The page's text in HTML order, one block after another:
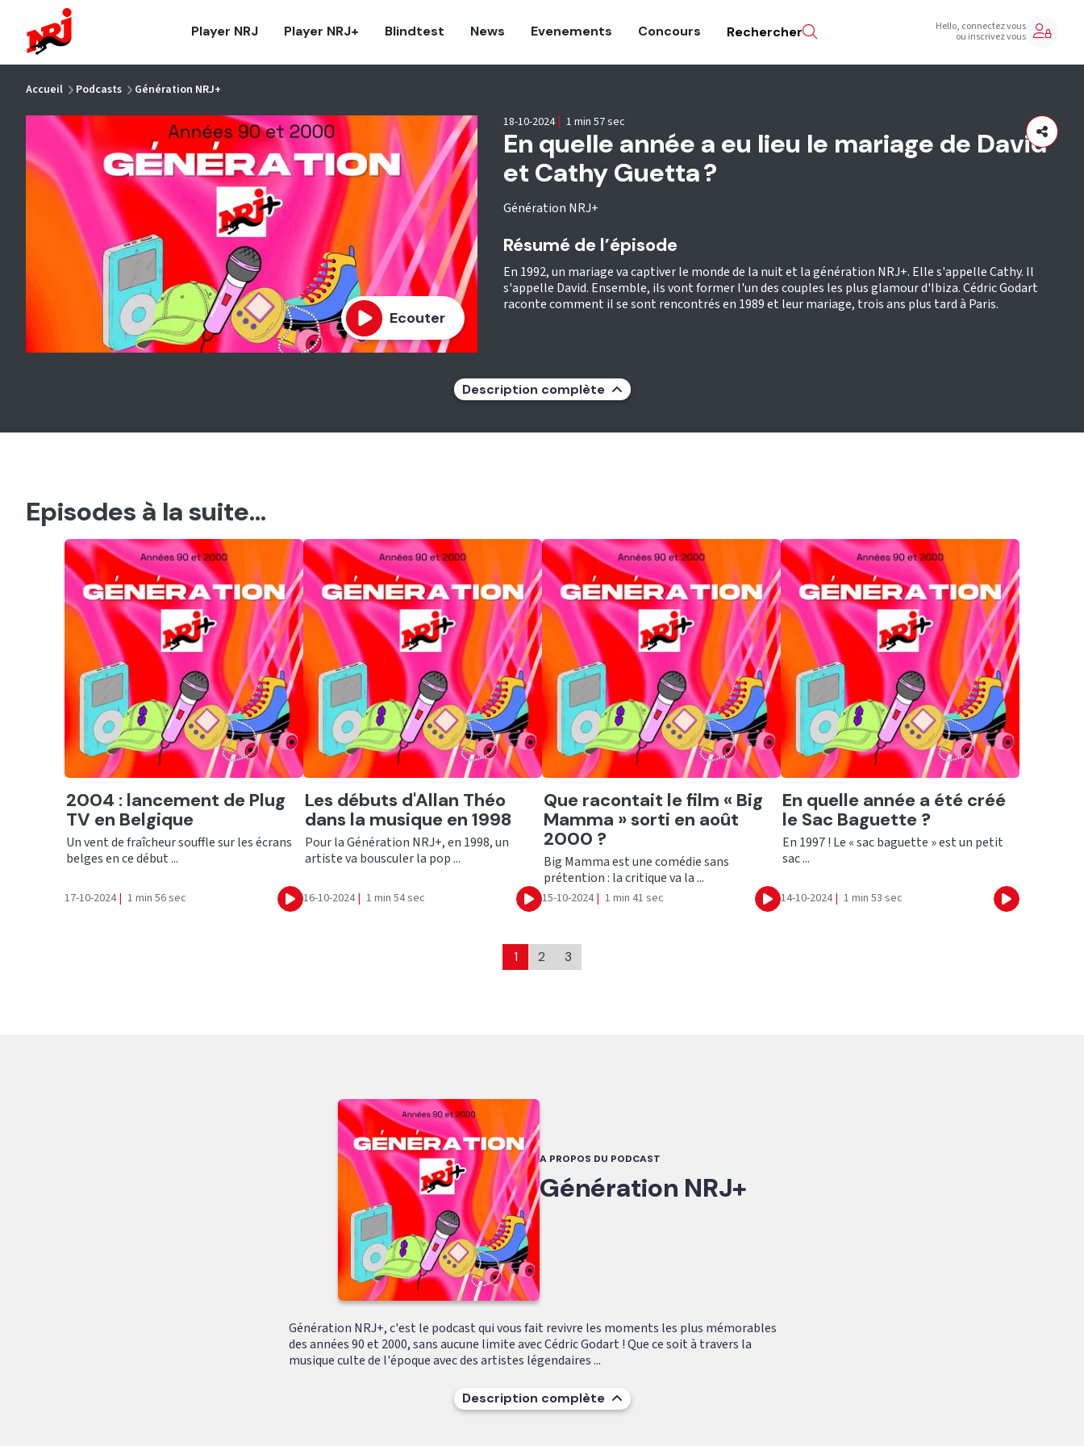
Player NRJ Player NRJ+ Blindtest News Evenements Concours Rechercher Hello, connectez vous
ou inscrivez vous
Accueil Podcasts Génération NRJ+
Ecouter
En quelle année a eu lieu le mariage de David
et Cathy Guetta ?
Génération NRJ+
18-10-2024 | 1 min 57 sec
Résumé de l’épisode
En 1992, un mariage va captiver le monde de la nuit et la génération NRJ+. Elle s'appelle Cathy. Il
s'appelle David. Ensemble, ils vont former l'un des couples les plus glamour d'Ibiza. Cédric Godart
raconte comment il se sont rencontrés en 1989 et leur mariage, trois ans plus tard à Paris.
Description complète
Episodes à la suite...
Ecouter
2004 : lancement de Plug
TV en Belgique
Un vent de fraîcheur souffle sur les écrans
belges en ce début ...
17-10-2024 | 1 min 56 sec Ecouter
Ecouter
Les débuts d'Allan Théo
dans la musique en 1998
Pour la Génération NRJ+, en 1998, un
artiste va bousculer la pop ...
16-10-2024 | 1 min 54 sec Ecouter
Ecouter
Que racontait le film « Big
Mamma » sorti en août
2000 ?
Big Mamma est une comédie sans
prétention : la critique va la ...
15-10-2024 | 1 min 41 sec Ecouter
Ecouter
En quelle année a été créé
le Sac Baguette ?
En 1997 ! Le « sac baguette » est un petit
sac ...
14-10-2024 | 1 min 53 sec Ecouter
1 2 3
A PROPOS DU PODCAST
Génération NRJ+
Génération NRJ+, c'est le podcast qui vous fait revivre les moments les plus mémorables
des années 90 et 2000, sans aucune limite avec Cédric Godart ! Que ce soit à travers la
musique culte de l'époque avec des artistes légendaires ...
Description complète